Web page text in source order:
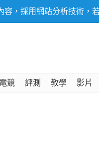
容，採用網站分析技術，
競 評測 教學 影片